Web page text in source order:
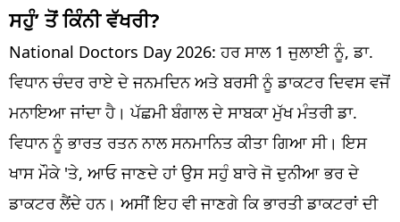
ਦੇਸ਼
ਲਾਈਫ ਸਟਾਈਲ
ਪੰਜਾਬ
ਧਰਮ
ਖੇਡਾਂ
ਸਹੁੰ’ ਤੋਂ ਕਿੰਨੀ ਵੱਖਰੀ?
National Doctors Day 2026: ਹਰ ਸਾਲ 1 ਜੁਲਾਈ ਨੂੰ, ਡਾ.
ਵਿਧਾਨ ਚੰਦਰ ਰਾਏ ਦੇ ਜਨਮਦਿਨ ਅਤੇ ਬਰਸੀ ਨੂੰ ਡਾਕਟਰ ਦਿਵਸ ਵਜੋਂ
ਮਨਾਇਆ ਜਾਂਦਾ ਹੈ। ਪੱਛਮੀ ਬੰਗਾਲ ਦੇ ਸਾਬਕਾ ਮੁੱਖ ਮੰਤਰੀ ਡਾ.
ਵਿਧਾਨ ਨੂੰ ਭਾਰਤ ਰਤਨ ਨਾਲ ਸਨਮਾਨਿਤ ਕੀਤਾ ਗਿਆ ਸੀ। ਇਸ
ਖਾਸ ਮੌਕੇ 'ਤੇ, ਆਓ ਜਾਣਦੇ ਹਾਂ ਉਸ ਸਹੁੰ ਬਾਰੇ ਜੋ ਦੁਨੀਆ ਭਰ ਦੇ
ਡਾਕਟਰ ਲੈਂਦੇ ਹਨ। ਅਸੀਂ ਇਹ ਵੀ ਜਾਣਗੇ ਕਿ ਭਾਰਤੀ ਡਾਕਟਰਾਂ ਦੀ